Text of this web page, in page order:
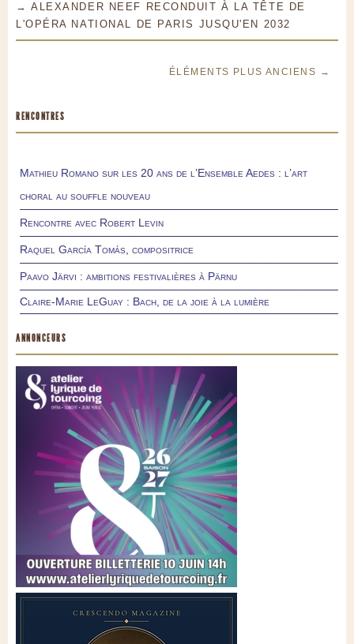
→ ALEXANDER NEEF RECONDUIT À LA TÊTE DE
L'OPÉRA NATIONAL DE PARIS JUSQU'EN 2032
ÉLÉMENTS PLUS ANCIENS →
RENCONTRES
Mathieu Romano sur les 20 ans de l’Ensemble Aedes : l’art
choral au souffle nouveau
Rencontre avec Robert Levin
Raquel García Tomás, compositrice
Paavo Järvi : ambitions festivalières à Pärnu
Claire-Marie LeGuay : Bach, de la joie à la lumière
ANNONCEURS